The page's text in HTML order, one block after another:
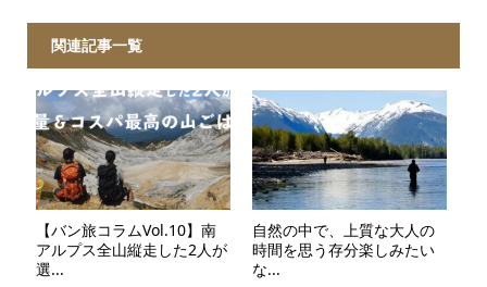
関連記事一覧
【バン旅コラムVol.10】南
アルプス全山縦走した2人が
選...
自然の中で、上質な大人の
時間を思う存分楽しみたい
な...